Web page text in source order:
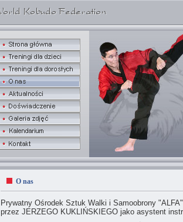
O nas
Prywatny Ośrodek Sztuk Walki i Samoobrony
przez JERZEGO KUKLIŃSKIEGO jako asystent